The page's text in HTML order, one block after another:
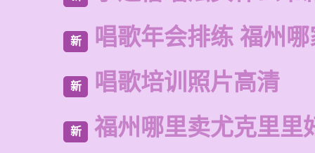
新 唱歌年会排练 福州
新 唱歌培训照片高清
新 福州哪里卖尤克里里